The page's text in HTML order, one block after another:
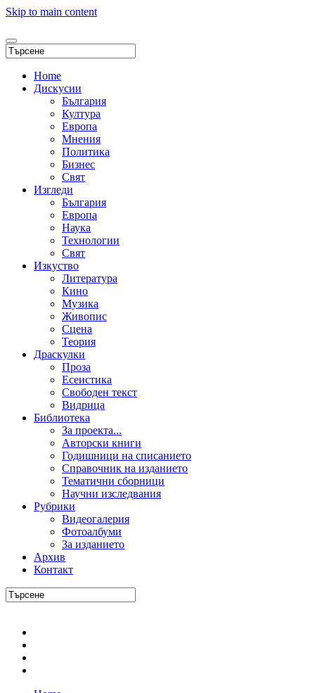
Skip to main content
Home
Дискусии
България
Култура
Европа
Мнения
Политика
Бизнес
Свят
Изгледи
България
Европа
Наука
Технологии
Свят
Изкуство
Литература
Кино
Музика
Живопис
Сцена
Теория
Драскулки
Проза
Есеистика
Свободен текст
Видрица
Библиотека
За проекта...
Авторски книги
Годишници на списанието
Справочник на изданието
Тематични сборници
Научни изследвания
Рубрики
Видеогалерия
Фотоалбуми
За изданието
Архив
Контакт